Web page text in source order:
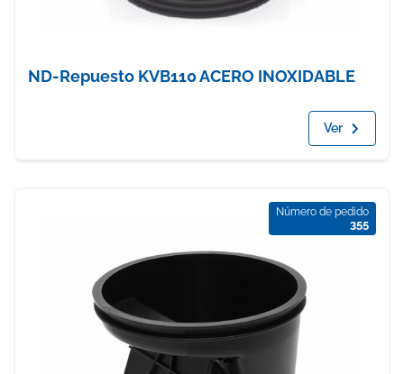
ND-Repuesto KVB110 ACERO INOXIDABLE
Ver
Número de pedido
355